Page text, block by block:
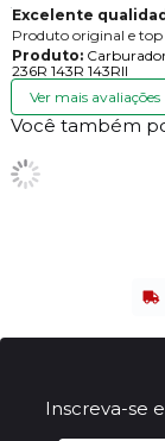
Excelente
Produto original e top
Produto:
236R 143R 143RII
Ver mais avaliações
Você também
Inscreva-se